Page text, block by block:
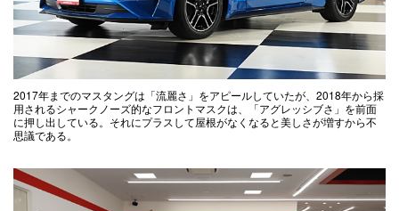
2017年までのマスタングは「流麗さ」をアピールしていたが、2018年から採
用されるシャークノーズ的なフロントマスクは、「アグレッシブさ」を前面
に押し出している。それにプラスして屋根がなくなると美しさが増すから不
思議である。